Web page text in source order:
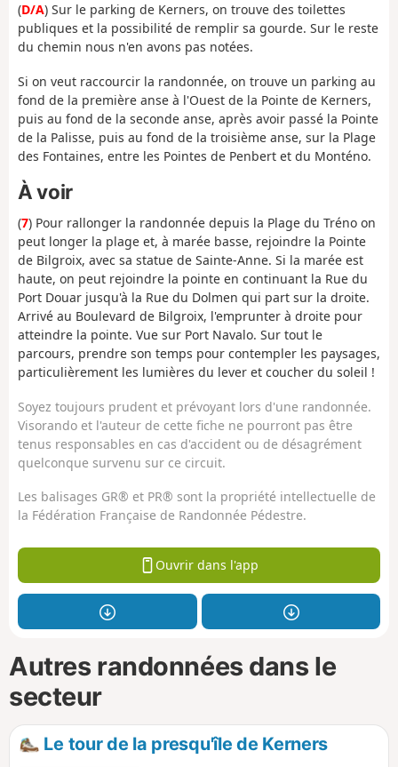
(D/A) Sur le parking de Kerners, on trouve des toilettes
publiques et la possibilité de remplir sa gourde. Sur le reste
du chemin nous n'en avons pas notées.
Si on veut raccourcir la randonnée, on trouve un parking au
fond de la première anse à l'Ouest de la Pointe de Kerners,
puis au fond de la seconde anse, après avoir passé la Pointe
de la Palisse, puis au fond de la troisième anse, sur la Plage
des Fontaines, entre les Pointes de Penbert et du Monténo.
À voir
(7) Pour rallonger la randonnée depuis la Plage du Tréno on
peut longer la plage et, à marée basse, rejoindre la Pointe
de Bilgroix, avec sa statue de Sainte-Anne. Si la marée est
haute, on peut rejoindre la pointe en continuant la Rue du
Port Douar jusqu'à la Rue du Dolmen qui part sur la droite.
Arrivé au Boulevard de Bilgroix, l'emprunter à droite pour
atteindre la pointe. Vue sur Port Navalo. Sur tout le
parcours, prendre son temps pour contempler les paysages,
particulièrement les lumières du lever et coucher du soleil !
Soyez toujours prudent et prévoyant lors d'une randonnée.
Visorando et l'auteur de cette fiche ne pourront pas être
tenus responsables en cas d'accident ou de désagrément
quelconque survenu sur ce circuit.
Les balisages GR® et PR® sont la propriété intellectuelle de
la Fédération Française de Randonnée Pédestre.
Ouvrir dans l'app
Autres randonnées dans le
secteur
Le tour de la presqu'île de Kerners